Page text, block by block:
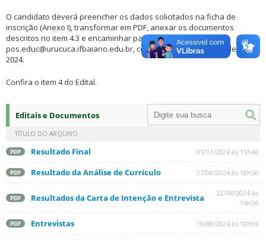
O candidato deverá preencher os dados solicitados na ficha de
inscrição (Anexo I), transformar em PDF, anexar os documentos
descritos no item 4.3 e encaminhar para o e-mail:
pos.educ@urucuca.ifbaiano.edu.br, colocando no assunto: Seleção
2024.
Confira o item 4 do Edital.
Editais e Documentos
TÍTULO DO ARQUIVO
PDF Resultado Final 01/11/2024 às 11h46
PDF Resultado da Análise de Currículo 27/08/2024 às 18h50
PDF Resultados da Carta de Intenção e Entrevista
22/08/2024 às
14h56
PDF Entrevistas 19/08/2024 às 10h06